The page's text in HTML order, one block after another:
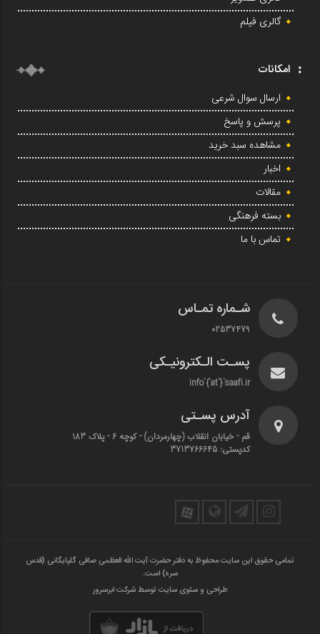
گالری فیلم
امکانات
ارسال سوال شرعی
پرسش و پاسخ
مشاهده سبد خرید
اخبار
مقالات
بسته فرهنگی
تماس با ما
شـماره تمـاس
02537479
پسـت الـکترونیـکی
info`{`at`}`saafi.ir
آدرس پسـتی
قم - خیابان انقلاب (چهارمردان)‌ - کوچه 6 - پلاک 183
کدپستی: 3713766645
تمامی حقوق این سایت محفوظ به دفتر حضرت آیت الله العظمی صافی گلپایگانی (قدس
سره) است.
طراحی و سئوی سایت توسط شرکت ابرسرور